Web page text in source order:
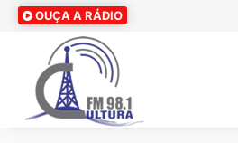
OUÇA A RÁDIO